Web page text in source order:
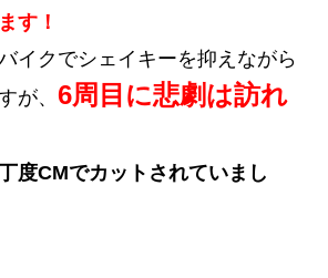
す！
イクでシェイキーを抑えながら
が、 6周目に悲劇は訪れ
度CMでカットされていまし